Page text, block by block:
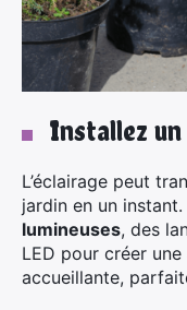
Installez un
L’éclairage peut
jardin en un instant.
lumineuses, des
LED pour créer
accueillante,